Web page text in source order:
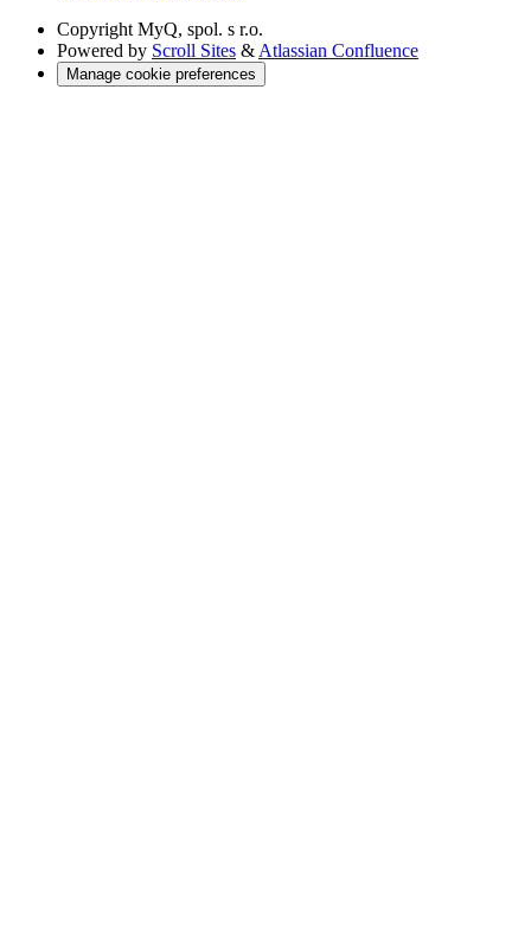
Copyright MyQ, spol. s r.o.
Powered by Scroll Sites & Atlassian Confluence
Manage cookie preferences